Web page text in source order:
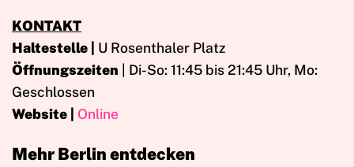
KONTAKT
Haltestelle | U Rosenthaler Platz
Öffnungszeiten | Di-So: 11:45 bis 21:45 Uhr, Mo:
Geschlossen
Website |
Online
Mehr Berlin entdecken